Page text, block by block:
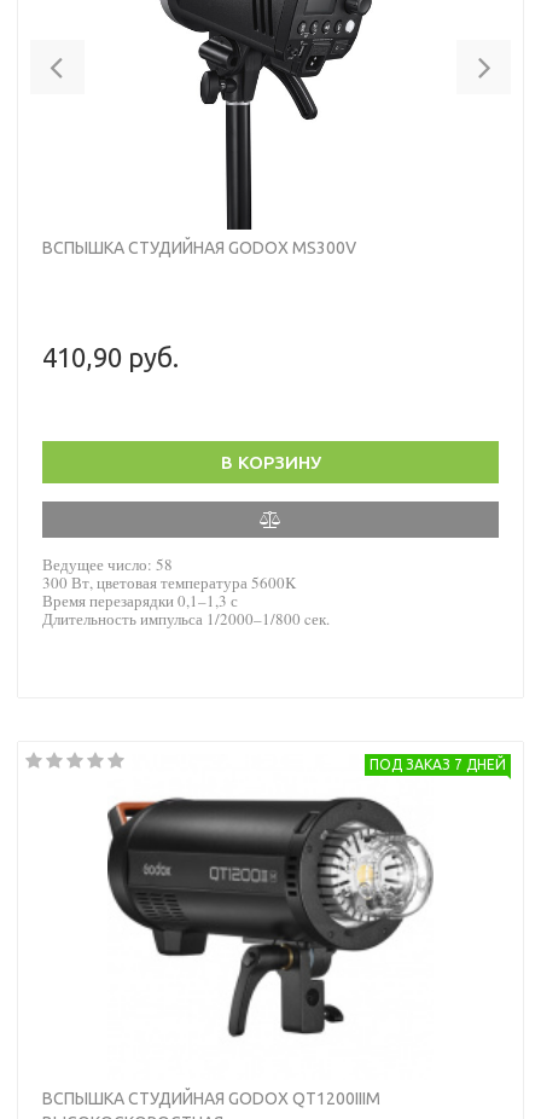
ВСПЫШКА СТУДИЙНАЯ GODOX MS300V
410,90 руб.
В КОРЗИНУ
Ведущее число: 58
300 Вт, цветовая температура 5600K
Время перезарядки 0,1–1,3 с
Длительность импульса 1/2000–1/800 cек.
ПОД ЗАКАЗ 7 ДНЕЙ
ВСПЫШКА СТУДИЙНАЯ GODOX QT1200IIIM